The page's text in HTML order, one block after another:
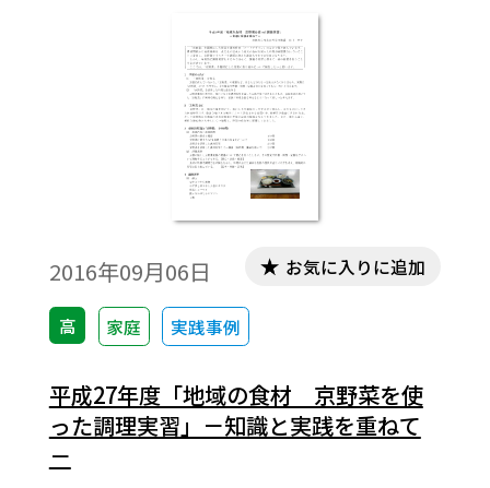
含めて試食に繋げています。この実習内容に
ついて報告したいと思います。
2016年09月06日
高 家庭 実践事例
お気に入りに追加
平成27年度「地域の食材 京野菜を使
った調理実習」－知識と実践を重ねて
－